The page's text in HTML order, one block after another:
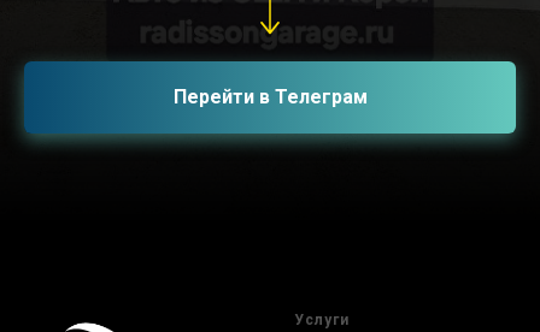
Перейти в Телеграм
Услуги